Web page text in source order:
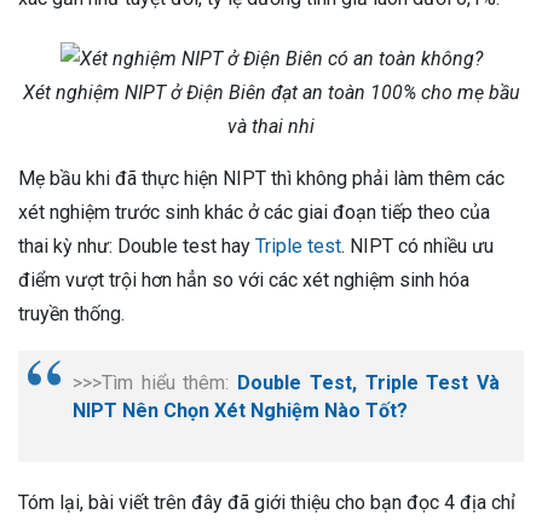
Xét nghiệm NIPT ở Điện Biên đạt an toàn 100% cho mẹ bầu
và thai nhi
Mẹ bầu khi đã thực hiện NIPT thì không phải làm thêm các
xét nghiệm trước sinh khác ở các giai đoạn tiếp theo của
thai kỳ như: Double test hay Triple test. NIPT có nhiều ưu
điểm vượt trội hơn hẳn so với các xét nghiệm sinh hóa
truyền thống.
>>>Tìm hiểu thêm: Double Test, Triple Test Và
NIPT Nên Chọn Xét Nghiệm Nào Tốt?
Tóm lại, bài viết trên đây đã giới thiệu cho bạn đọc 4 địa chỉ